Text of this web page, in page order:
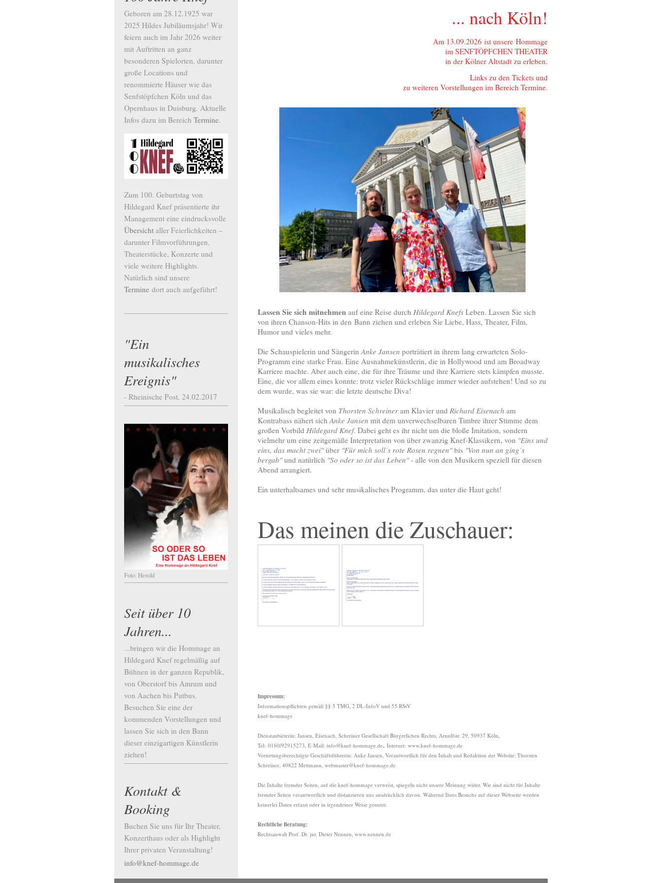
... nach Köln!
Am 13.09.2026 ist unsere Hommage
im SENFTÖPFCHEN THEATER
in der Kölner Altstadt zu erleben.
Links zu den Tickets und
zu weiteren Vorstellungen im Bereich Termine.
Lassen Sie sich mitnehmen auf eine Reise durch Hildegard KnefsLeben. Lassen Sie sich
von ihren Chanson-Hits in den Bann ziehen und erleben Sie Liebe, Hass, Theater, Film,
Humor und vieles mehr.
Die Schauspielerin und SängerinAnke Jansen porträtiert in ihrem lang erwarteten Solo-
Programm eine starke Frau. Eine Ausnahmekünstlerin, die in Hollywood und am Broadway
Karriere machte. Aber auch eine, die für ihre Träume und ihre Karriere stets kämpfen musste.
Eine, die vor allem eines konnte: trotz vieler Rückschläge immer wieder aufstehen! Und so zu
dem wurde, was sie war: die letzte deutsche Diva!
Musikalisch begleitet von Thorsten Schreineram Klavier und Richard Eisenach am
Kontrabass nähert sichAnke Jansen mit dem unverwechselbaren Timbre ihrer Stimme dem
großen Vorbild Hildegard Knef. Dabei geht es ihr nicht um die bloße Imitation, sondern
vielmehr um eine zeitgemäße Interpretation von über zwanzig Knef-Klassikern, von "Eins und
eins, das macht zwei"über "Für mich soll´s rote Rosen regnen"bis "Von nun an ging´s
bergab"und natürlich "So oder so ist das Leben"- alle von den Musikern speziell für diesen
Abend arrangiert.
Ein unterhaltsames und sehr musikalisches Programm, das unter die Haut geht!
Das meinen die Zuschauer:
Impressum:
Informationspflichten gemäß §§ 5 TMG, 2 DL-InfoV und 55 RStV
knef-hommage
Dienstanbieterin: Jansen, Eisenach, Schreiner Gesellschaft Bürgerlichen Rechts, Arnulfstr. 29, 50937 Köln,
Tel: 0160/92915273, E-Mail: info@knef-hommage.de, Internet: www.knef-hommage.de
Vertretungsberechtigte Geschäftsführerin: Anke Jansen, Verantwortlich für den Inhalt und Redaktion der Website: Thorsten
Schreiner, 40822 Mettmann, webmaster@knef-hommage.de
Die Inhalte fremder Seiten, auf die knef-hommage verweist, spiegeln nicht unsere Meinung wider. Wir sind nicht für Inhalte
fremder Seiten verantwortlich und distanzieren uns ausdrücklich davon. Während Ihres Besuchs auf dieser Webseite werden
keinerlei Daten erfasst oder in irgendeiner Weise genutzt.
Rechtliche Beratung:
Rechtsanwalt Prof. Dr. jur. Dieter Nennen, www.nennen.de
Geboren am 28.12.1925 war
2025 Hildes Jubiläumsjahr! Wir
feiern auch im Jahr 2026 weiter
mit Auftritten an ganz
besonderen Spielorten, darunter
große Locations und
renommierte Häuser wie das
Senfstöpfchen Köln und das
Opernhaus in Duisburg. Aktuelle
Infos dazu im Bereich Termine.
Zum 100. Geburtstag von
Hildegard Knef präsentierte ihr
Management eine eindrucksvolle
Übersicht aller Feierlichkeiten –
darunter Filmvorführungen,
Theaterstücke, Konzerte und
viele weitere Highlights.
Natürlich sind unsere
Termine dort auch aufgeführt!
"Ein
musikalisches
Ereignis"
- Rheinische Post, 24.02.2017
Foto: Herold
Seit über 10
Jahren...
...bringen wir die Hommage an
Hildegard Knef regelmäßig auf
Bühnen in der ganzen Republik,
von Oberstorf bis Amrum und
von Aachen bis Putbus.
Besuchen Sie eine der
kommenden Vorstellungen und
lassen Sie sich in den Bann
dieser einzigartigen Künstlerin
ziehen!
Kontakt &
Booking
Buchen Sie uns für Ihr Theater,
Konzerthaus oder als Highlight
Ihrer privaten Veranstaltung!
info@knef-hommage.de